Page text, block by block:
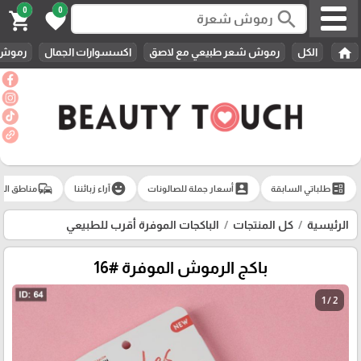
search
0
favorite
0
shopping_cart
home الكل رموش شعر طبيعي مع لاصق اكسسوارات الجمال
ballotطلباتي السابقة account_box أسعار جملة للصالونات emoji_emotionsآراء زبائننا commuteمناطق
الرئيسية كل المنتجات الباكجات الموفرة أقرب للطبيعي
باكج الرموش الموفرة #16
1 / 2